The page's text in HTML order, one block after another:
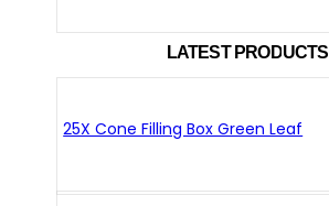
LATEST PRODUCTS
25X Cone Filling Box Green Leaf